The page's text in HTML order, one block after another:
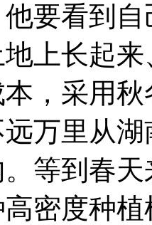
要看到
上长起
，采用
万里从
等到春
密度种